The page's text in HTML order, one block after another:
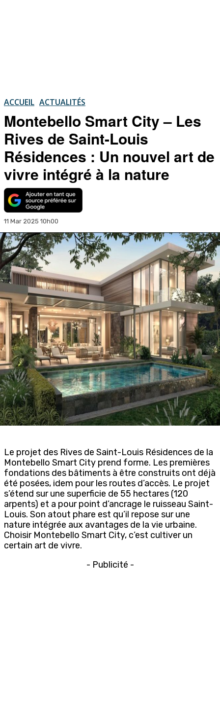
ACCUEIL ACTUALITÉS
Montebello Smart City – Les
Rives de Saint-Louis
Résidences : Un nouvel art de
vivre intégré à la nature
11 Mar 2025 10h00
Le projet des Rives de Saint-Louis Résidences de la
Montebello Smart City prend forme. Les premières
fondations des bâtiments à être construits ont déjà
été posées, idem pour les routes d’accès. Le projet
s’étend sur une superficie de 55 hectares (120
arpents) et a pour point d’ancrage le ruisseau Saint-
Louis. Son atout phare est qu’il repose sur une
nature intégrée aux avantages de la vie urbaine.
Choisir Montebello Smart City, c’est cultiver un
certain art de vivre.
- Publicité -